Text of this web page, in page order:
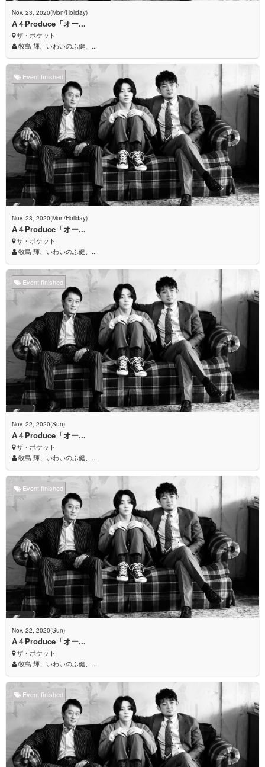
Nov. 23, 2020(Mon/Holiday)
A４Produce「オー...
ザ・ポケット
牧島 輝、いわいのふ健、...
Event finished
Nov. 23, 2020(Mon/Holiday)
A４Produce「オー...
ザ・ポケット
牧島 輝、いわいのふ健、...
Event finished
Nov. 22, 2020(Sun)
A４Produce「オー...
ザ・ポケット
牧島 輝、いわいのふ健、...
Event finished
Nov. 22, 2020(Sun)
A４Produce「オー...
ザ・ポケット
牧島 輝、いわいのふ健、...
Event finished